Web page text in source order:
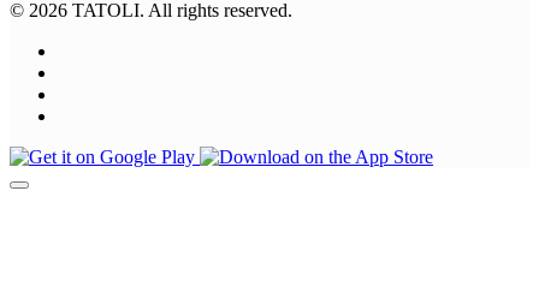
© 2026 TATOLI. All rights reserved.